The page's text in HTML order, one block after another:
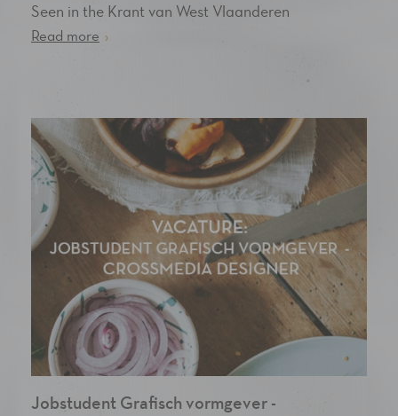
Seen in the Krant van West Vlaanderen
›
Read more
Jobstudent Grafisch vormgever -